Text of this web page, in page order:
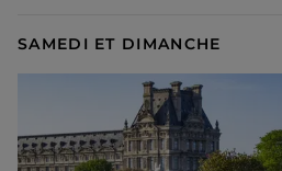
SAMEDI ET DIMANCHE